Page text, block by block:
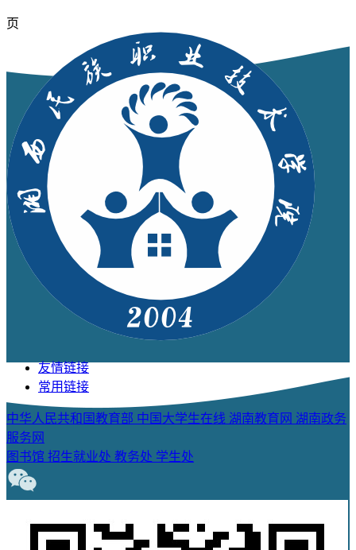
页
友情链接
常用链接
中华人民共和国教育部 中国大学生在线 湖南教育网 湖南政务
服务网
图书馆 招生就业处 教务处 学生处